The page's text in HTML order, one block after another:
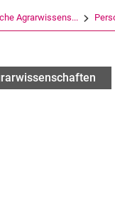
Agrarwissens...